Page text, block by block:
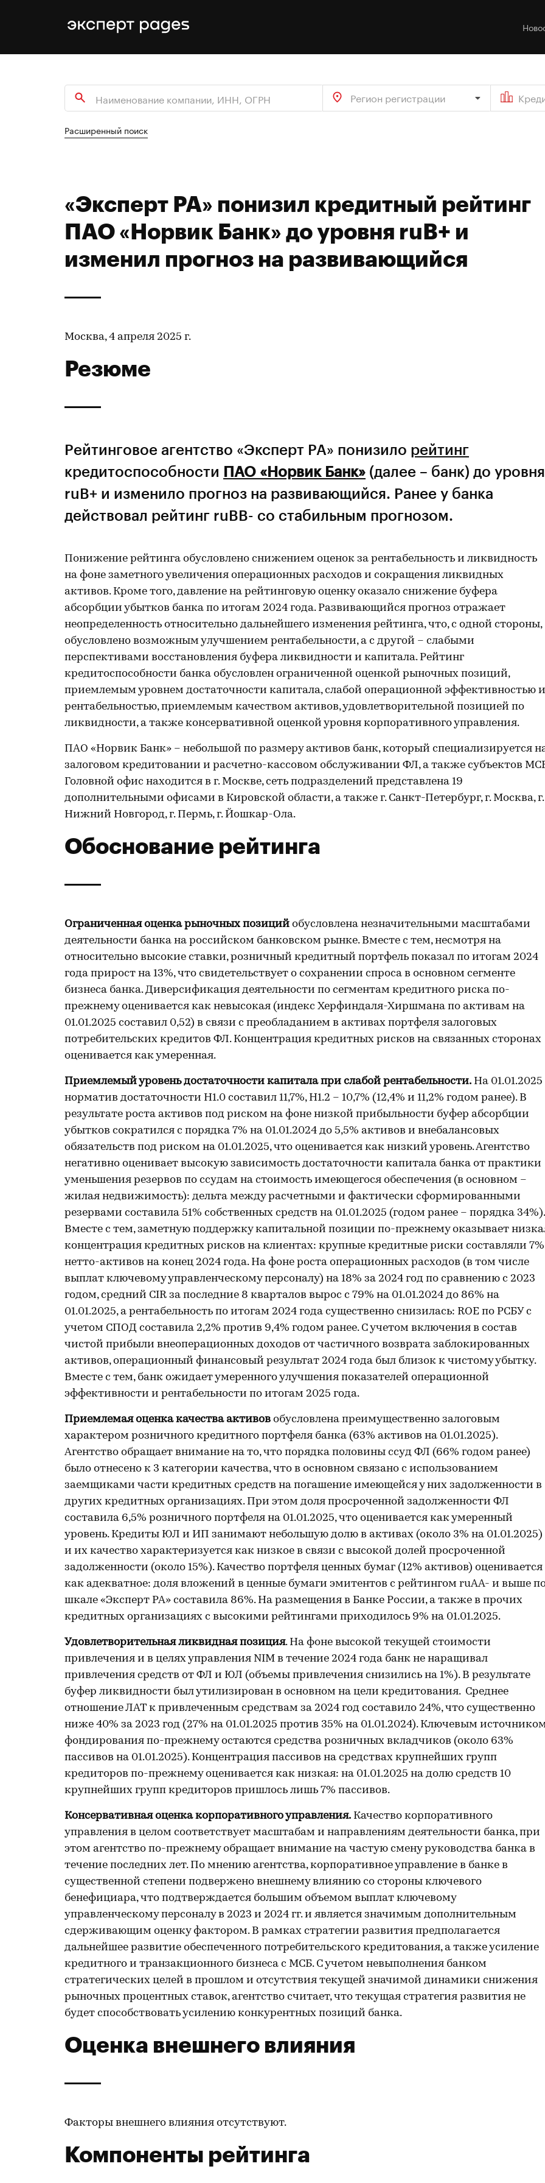
Регион регистрации
Расширенный поиск
«Эксперт РА» понизил кредитный рейтинг
ПАО «Норвик Банк» до уровня ruB+ и
изменил прогноз на развивающийся
Москва, 4 апреля 2025 г.
Резюме
Рейтинговое агентство «Эксперт РА» понизило рейтинг
кредитоспособности ПАО «Норвик Банк» (далее – банк) до уровня
ruB+ и изменило прогноз на развивающийся. Ранее у банка
действовал рейтинг ruBB- со стабильным прогнозом.
Понижение рейтинга обусловлено снижением оценок за рентабельность и ликвидность
на фоне заметного увеличения операционных расходов и сокращения ликвидных
активов. Кроме того, давление на рейтинговую оценку оказало снижение буфера
абсорбции убытков банка по итогам 2024 года. Развивающийся прогноз отражает
неопределенность относительно дальнейшего изменения рейтинга, что, с одной стороны,
обусловлено возможным улучшением рентабельности, а с другой – слабыми
перспективами восстановления буфера ликвидности и капитала. Рейтинг
кредитоспособности банка обусловлен ограниченной оценкой рыночных позиций,
приемлемым уровнем достаточности капитала, слабой операционной эффективностью и
рентабельностью, приемлемым качеством активов, удовлетворительной позицией по
ликвидности, а также консервативной оценкой уровня корпоративного управления.
ПАО «Норвик Банк» – небольшой по размеру активов банк, который специализируется
залоговом кредитовании и расчетно-кассовом обслуживании ФЛ, а также субъектов
Головной офис находится в г. Москве, сеть подразделений представлена 19
дополнительными офисами в Кировской области, а также г. Санкт-Петербург, г. Москва, г.
Нижний Новгород, г. Пермь, г. Йошкар-Ола.
Обоснование рейтинга
Ограниченная оценка рыночных позиций обусловлена незначительными масштабами
деятельности банка на российском банковском рынке. Вместе с тем, несмотря на
относительно высокие ставки, розничный кредитный портфель показал по итогам 2024
года прирост на 13%, что свидетельствует о сохранении спроса в основном сегменте
бизнеса банка. Диверсификация деятельности по сегментам кредитного риска по-
прежнему оценивается как невысокая (индекс Херфиндаля-Хиршмана по активам на
01.01.2025 составил 0,52) в связи с преобладанием в активах портфеля залоговых
потребительских кредитов ФЛ. Концентрация кредитных рисков на связанных сторонах
оценивается как умеренная.
Приемлемый уровень достаточности капитала при слабой рентабельности. На 01.01.2025
норматив достаточности Н1.0 составил 11,7%, Н1.2 – 10,7% (12,4% и 11,2% годом ранее). В
результате роста активов под риском на фоне низкой прибыльности буфер абсорбции
убытков сократился с порядка 7% на 01.01.2024 до 5,5% активов и внебалансовых
обязательств под риском на 01.01.2025, что оценивается как низкий уровень. Агентство
негативно оценивает высокую зависимость достаточности капитала банка от практики
уменьшения резервов по ссудам на стоимость имеющегося обеспечения (в основном –
жилая недвижимость): дельта между расчетными и фактически сформированными
резервами составила 51% собственных средств на 01.01.2025 (годом ранее – порядка 34%).
Вместе с тем, заметную поддержку капитальной позиции по-прежнему оказывает
концентрация кредитных рисков на клиентах: крупные кредитные риски составляли 7%
нетто-активов на конец 2024 года. На фоне роста операционных расходов (в том числе
выплат ключевому управленческому персоналу) на 18% за 2024 год по сравнению с 2023
годом, средний CIR за последние 8 кварталов вырос с 79% на 01.01.2024 до 86% на
01.01.2025, а рентабельность по итогам 2024 года существенно снизилась: ROE по РСБУ с
учетом СПОД составила 2,2% против 9,4% годом ранее. С учетом включения в состав
чистой прибыли внеоперационных доходов от частичного возврата заблокированных
активов, операционный финансовый результат 2024 года был близок к чистому убытку.
Вместе с тем, банк ожидает умеренного улучшения показателей операционной
эффективности и рентабельности по итогам 2025 года.
Приемлемая оценка качества активов обусловлена преимущественно залоговым
характером розничного кредитного портфеля банка (63% активов на 01.01.2025).
Агентство обращает внимание на то, что порядка половины ссуд ФЛ (66% годом ранее)
было отнесено к 3 категории качества, что в основном связано с использованием
заемщиками части кредитных средств на погашение имеющейся у них задолженности в
других кредитных организациях. При этом доля просроченной задолженности ФЛ
составила 6,5% розничного портфеля на 01.01.2025, что оценивается как умеренный
уровень. Кредиты ЮЛ и ИП занимают небольшую долю в активах (около 3% на 01.01.2025)
и их качество характеризуется как низкое в связи с высокой долей просроченной
задолженности (около 15%). Качество портфеля ценных бумаг (12% активов) оценивается
как адекватное: доля вложений в ценные бумаги эмитентов с рейтингом ruAA- и выше
шкале «Эксперт РА» составила 86%. На размещения в Банке России, а также в прочих
кредитных организациях с высокими рейтингами приходилось 9% на 01.01.2025.
Удовлетворительная ликвидная позиция. На фоне высокой текущей стоимости
привлечения и в целях управления NIM в течение 2024 года банк не наращивал
привлечения средств от ФЛ и ЮЛ (объемы привлечения снизились на 1%). В результате
буфер ликвидности был утилизирован в основном на цели кредитования. Среднее
отношение ЛАТ к привлеченным средствам за 2024 год составило 24%, что существенно
ниже 40% за 2023 год (27% на 01.01.2025 против 35% на 01.01.2024). Ключевым
фондирования по-прежнему остаются средства розничных вкладчиков (около 63%
пассивов на 01.01.2025). Концентрация пассивов на средствах крупнейших групп
кредиторов по-прежнему оценивается как низкая: на 01.01.2025 на долю средств 10
крупнейших групп кредиторов пришлось лишь 7% пассивов.
Консервативная оценка корпоративного управления. Качество корпоративного
управления в целом соответствует масштабам и направлениям деятельности банка, при
этом агентство по-прежнему обращает внимание на частую смену руководства банка в
течение последних лет. По мнению агентства, корпоративное управление в банке в
существенной степени подвержено внешнему влиянию со стороны ключевого
бенефициара, что подтверждается большим объемом выплат ключевому
управленческому персоналу в 2023 и 2024 гг. и является значимым дополнительным
сдерживающим оценку фактором. В рамках стратегии развития предполагается
дальнейшее развитие обеспеченного потребительского кредитования, а также усиление
кредитного и транзакционного бизнеса с МСБ. С учетом невыполнения банком
стратегических целей в прошлом и отсутствия текущей значимой динамики снижения
рыночных процентных ставок, агентство считает, что текущая стратегия развития не
будет способствовать усилению конкурентных позиций банка.
Оценка внешнего влияния
Факторы внешнего влияния отсутствуют.
Компоненты рейтинга